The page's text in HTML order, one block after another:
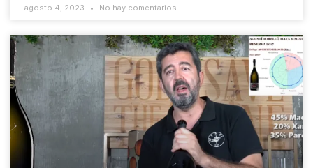
agosto 4, 2023 No hay comentarios